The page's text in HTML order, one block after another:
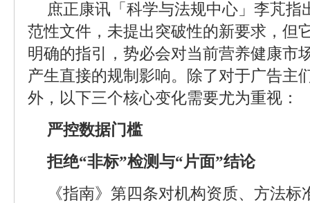
庶正康讯「科学与法规中心」李芃指
范性文件，未提出突破性的新要求，但
明确的指引，势必会对当前营养健康市
产生直接的规制影响。除了对于广告主
外，以下三个核心变化需要尤为重视：
严控数据门槛
拒绝“非标”检测与“片面”结论
《指南》第四条对机构资质、方法